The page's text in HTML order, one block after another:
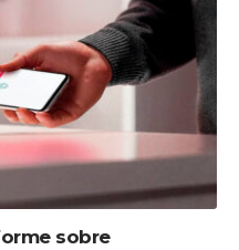
sobre